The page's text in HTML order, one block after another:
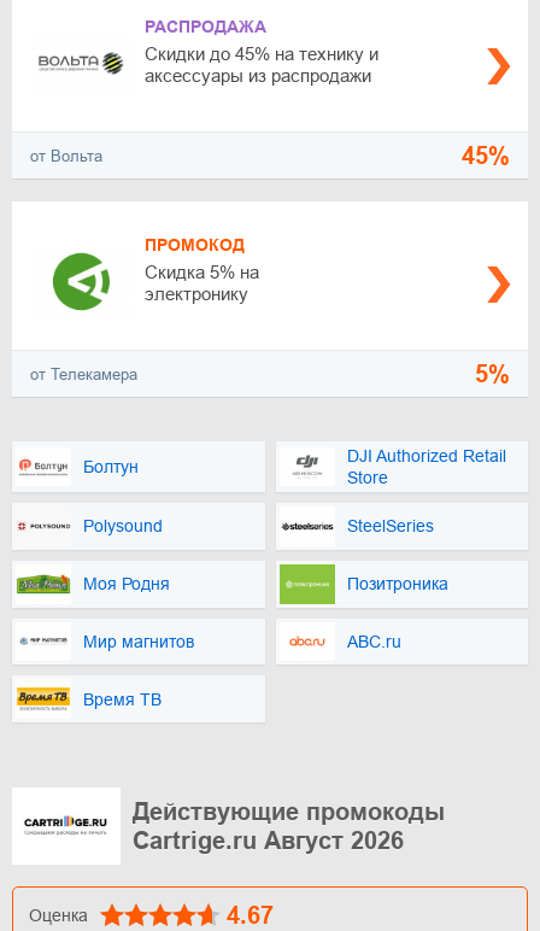
РАСПРОДАЖА
Скидки до 45% на технику и
аксессуары из распродажи
от Вольта 45%
ПРОМОКОД
Скидка 5% на
электронику
от Телекамера 5%
Болтун
DJI Authorized Retail
Store
Polysound SteelSeries
Моя Родня Позитроника
Мир магнитов ABC.ru
Время ТВ
Действующие промокоды
Cartrige.ru Август 2026
Оценка 4.67